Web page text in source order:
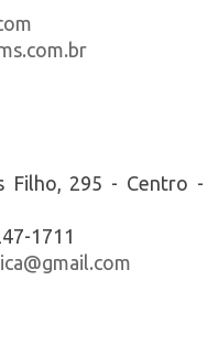
Filho, 295 - Centro -
1711